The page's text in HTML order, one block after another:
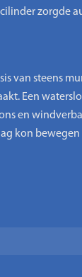
zorgde
van steens
Een
en
kon